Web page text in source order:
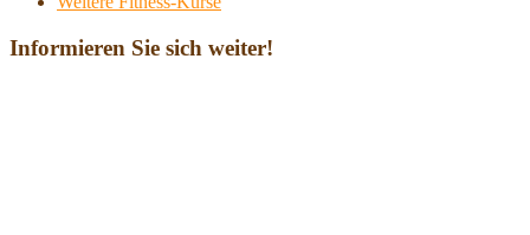
Informieren Sie sich weiter!